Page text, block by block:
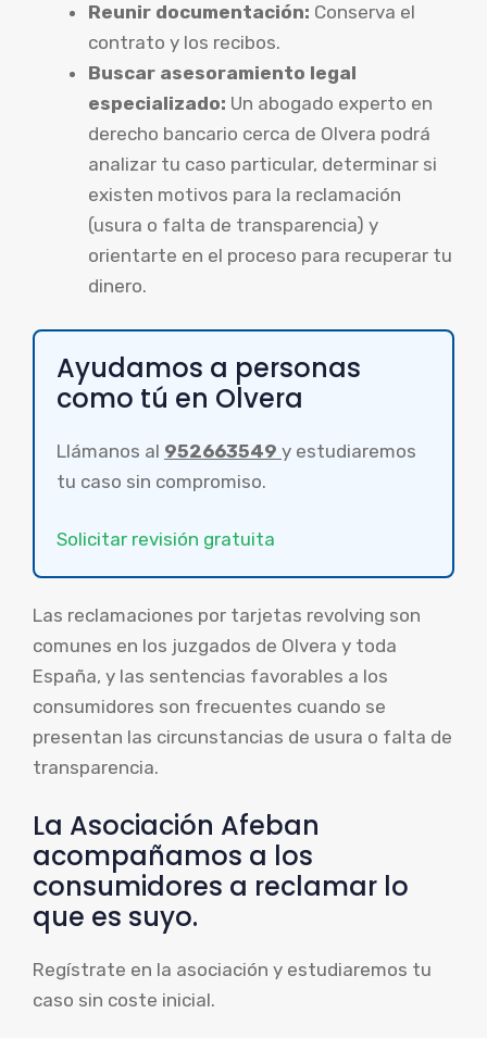
Reunir documentación: Conserva el
contrato y los recibos.
Buscar asesoramiento legal
especializado: Un abogado experto en
derecho bancario cerca de Olvera podrá
analizar tu caso particular, determinar si
existen motivos para la reclamación
(usura o falta de transparencia) y
orientarte en el proceso para recuperar tu
dinero.
Ayudamos a personas
como tú en Olvera
Llámanos al 952663549 y estudiaremos
tu caso sin compromiso.
Solicitar revisión gratuita
Las reclamaciones por tarjetas revolving son
comunes en los juzgados de Olvera y toda
España, y las sentencias favorables a los
consumidores son frecuentes cuando se
presentan las circunstancias de usura o falta de
transparencia.
La Asociación Afeban
acompañamos a los
consumidores a reclamar lo
que es suyo.
Regístrate en la asociación y estudiaremos tu
caso sin coste inicial.